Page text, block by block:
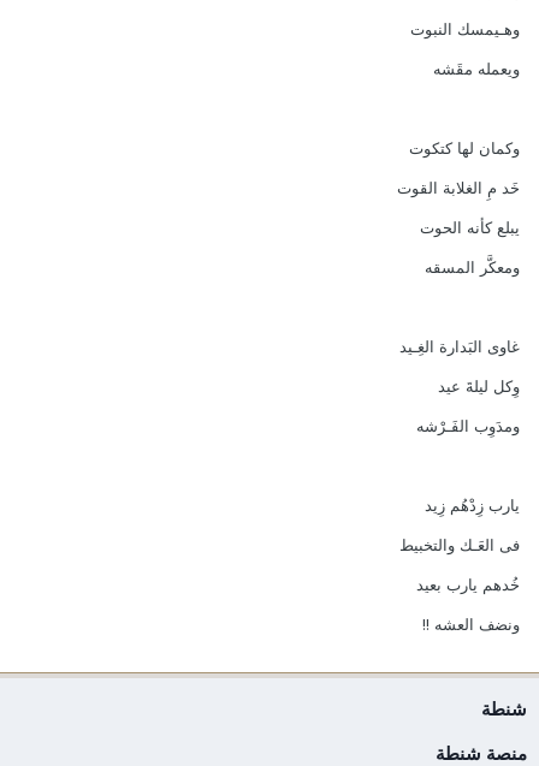
وهـيمسك النبوت
ويعمله مقَشه
وكمان لها كتكوت
خَد مِ الغلابة القوت
يبلع كأنه الحوت
ومعكَّر المسقه
غاوى البَدارة الغِـيد
وِكل ليلةَ عيد
ومدَوِب الفَـرْشه
يارب زِدْهُم زِيد
فى العَـك والتخبيط
خُدهم يارب بعيد
ونضف العشه !!
شنطة
منصة شنطة